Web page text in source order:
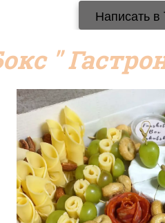
Написать в
"